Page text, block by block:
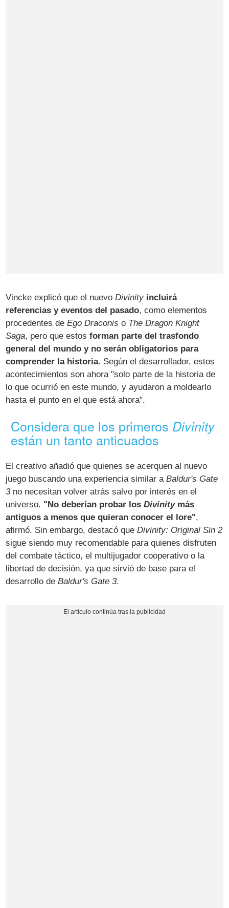
Vincke explicó que el nuevoDivinity incluirá
referencias y eventos del pasado, como elementos
procedentes deEgo Draconis o The Dragon Knight
Saga, pero que estosforman parte del trasfondo
general del mundo y no serán obligatorios para
comprender la historia. Según el desarrollador, estos
acontecimientos son ahora "solo parte de la historia de
lo que ocurrió en este mundo, y ayudaron a moldearlo
hasta el punto en el que está ahora".
Considera que los primeros Divinity
están un tanto anticuados
El creativo añadió que quienes se acerquen al nuevo
juego buscando una experiencia similar aBaldur's Gate
3no necesitan volver atrás salvo por interés en el
universo. "No deberían probar losDivinitymás
antiguos a menos que quieran conocer el lore",
afirmó. Sin embargo, destacó queDivinity: Original Sin 2
sigue siendo muy recomendable para quienes disfruten
del combate táctico, el multijugador cooperativo o la
libertad de decisión, ya que sirvió de base para el
desarrollo deBaldur's Gate 3.